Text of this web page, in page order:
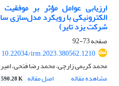
ارزیابی عوامل مؤثر بر
الکترونیکی با رویکرد مدل‌سازی
شرکت یزد تایر)
صفحه73-92
10.22034/irm.2023.380562.1210
محمد کریمی زارچی، محمد رضا فتحی،
مشاهده مقاله
اصل مقاله 590.28 K